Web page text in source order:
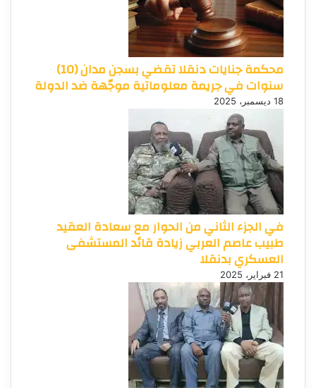
محكمة جنايات دنقلا تقضي بسجن مدان (10)
سنوات في جريمة معلوماتية موجّهة ضد الدولة
18 ديسمبر، 2025
في الجزء الثاني من الحوار مع سعادة العقيد
طبيب عاصم العربي زيادة قائد المستشفى
العسكري بدنقلا
21 فبراير، 2025